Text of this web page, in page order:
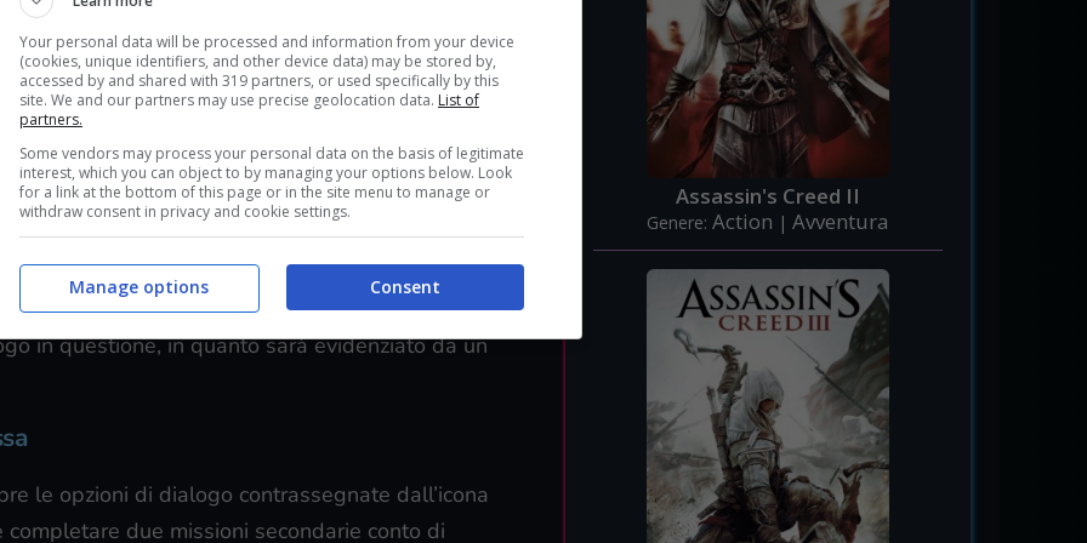
quest di cui vi stiamo parlando. In ogni caso,
da qualcuno. Fatto questo, non appena sarete
a scegliere le linee di dialogo con
raggiungereteMegaris, un luogo che sarete
trama principale del gioco (ci arriverete subito
si troverà nella fattoria situata ad est di
in questione, in quanto sarà evidenziato da un
le opzioni di dialogo contrassegnate dall’icona
due missioni secondarie conto di
Assassin's Creed II
Genere:Action |Avventura
Your personal data will be processed and information from your device
(cookies, unique identifiers, and other device data) may be stored by,
accessed by and shared with 319 partners, or used specifically by this
site. We and our partners may use precise geolocation data. List of
partners.
Some vendors may process your personal data on the basis of legitimate
interest, which you can object to by managing your options below. Look
for a link at the bottom of this page or in the site menu to manage or
withdraw consent in privacy and cookie settings.
Consent
Manage options